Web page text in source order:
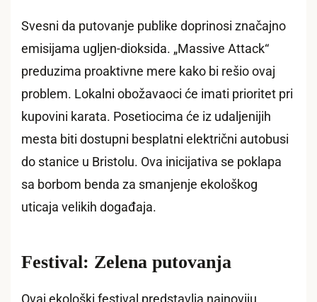
Svesni da putovanje publike doprinosi značajno
emisijama ugljen-dioksida. „Massive Attack“
preduzima proaktivne mere kako bi rešio ovaj
problem. Lokalni obožavaoci će imati prioritet pri
kupovini karata. Posetiocima će iz udaljenijih
mesta biti dostupni besplatni električni autobusi
do stanice u Bristolu. Ova inicijativa se poklapa
sa borbom benda za smanjenje ekološkog
uticaja velikih događaja.
Festival: Zelena putovanja
Ovaj ekološki festival predstavlja najnoviju